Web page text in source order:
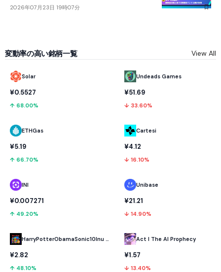
2026年07月23日 19時07分
変動率の高い銘柄一覧 View All
Solar
¥0.5527
↑ 68.00%
ETHGas
¥5.19
↑ 66.70%
INI
¥0.007271
↑ 49.20%
HarryPotterObamaSonic10Inu (ETH)
¥2.82
↑ 48.10%
Undeads Games
¥51.69
↓ 33.60%
Cartesi
¥4.12
↓ 16.10%
Unibase
¥21.21
↓ 14.90%
Act I The AI Prophecy
¥1.57
↓ 13.40%